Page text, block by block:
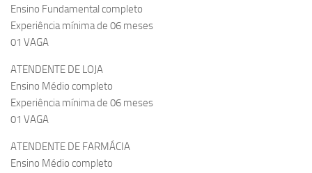
Ensino Fundamental completo
Experiência mínima de 06 meses
01 VAGA
ATENDENTE DE LOJA
Ensino Médio completo
Experiência mínima de 06 meses
01 VAGA
ATENDENTE DE FARMÁCIA
Ensino Médio completo